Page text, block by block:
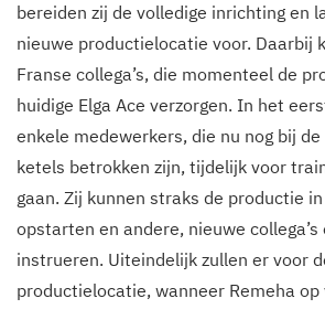
bereiden zij de volledige inrichting en
nieuwe productielocatie voor. Daarbij
Franse collega’s, die momenteel de
huidige Elga Ace verzorgen. In het
enkele medewerkers, die nu nog bij
ketels betrokken zijn, tijdelijk voor
gaan. Zij kunnen straks de productie
opstarten en andere, nieuwe collega’s
instrueren. Uiteindelijk zullen er voor
productielocatie, wanneer Remeha